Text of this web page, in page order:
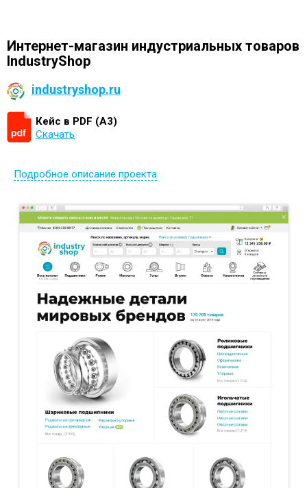
Интернет-магазин индустриальных товаров
IndustryShop
industryshop.ru
Кейс в PDF (А3)
Скачать
Подробное описание проекта